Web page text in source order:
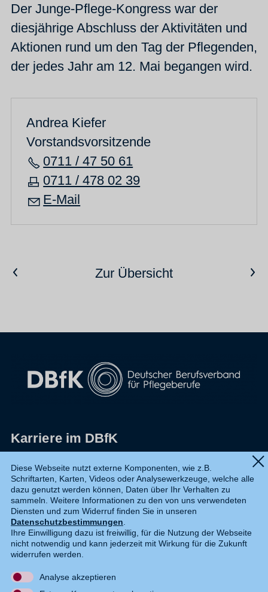
Der Junge-Pflege-Kongress war der
diesjährige Abschluss der Aktivitäten und
Aktionen rund um den Tag der Pflegenden,
der jedes Jahr am 12. Mai begangen wird.
Andrea Kiefer
Vorstandsvorsitzende
0711 / 47 50 61
0711 / 478 02 39
E-Mail
Vorheriger ArtikelZur ÜbersichtNächster Artikel
Karriere im DBfK
Datenschutz
Shop
Widerruf
Kontakt
Diese Webseite nutzt externe Komponenten, wie z.B.
Schriftarten, Karten, Videos oder Analysewerkzeuge, welche alle
dazu genutzt werden können, Daten über Ihr Verhalten zu
sammeln. Weitere Informationen zu den von uns verwendeten
Diensten und zum Widerruf finden Sie in unseren
Datenschutzbestimmungen.
Ihre Einwilligung dazu ist freiwillig, für die Nutzung der Webseite
nicht notwendig und kann jederzeit mit Wirkung für die Zukunft
widerrufen werden.
Analyse akzeptieren